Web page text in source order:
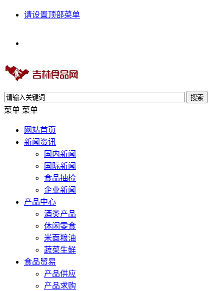
请设置顶部菜单
搜索
菜单 菜单
网站首页
新闻资讯
国内新闻
国际新闻
食品抽检
企业新闻
产品中心
酒类产品
休闲零食
米面粮油
蔬菜生鲜
食品贸易
产品供应
产品求购